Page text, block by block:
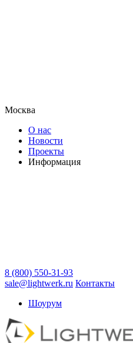
Москва
О нас
Новости
Проекты
Информация
8 (800) 550-31-93
sale@lightwerk.ru Контакты
Шоурум